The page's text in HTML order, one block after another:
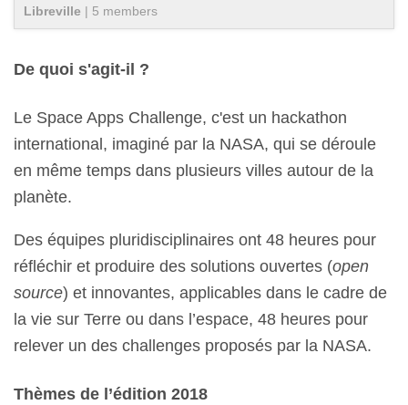
Libreville | 5 members
De quoi s'agit-il ?
Le Space Apps Challenge, c'est un hackathon
international, imaginé par la NASA, qui se déroule
en même temps dans plusieurs villes autour de la
planète.
Des équipes pluridisciplinaires ont 48 heures pour
réfléchir et produire des solutions ouvertes (open
source) et innovantes, applicables dans le cadre de
la vie sur Terre ou dans l’espace, 48 heures pour
relever un des challenges proposés par la NASA.
Thèmes de l’édition 2018